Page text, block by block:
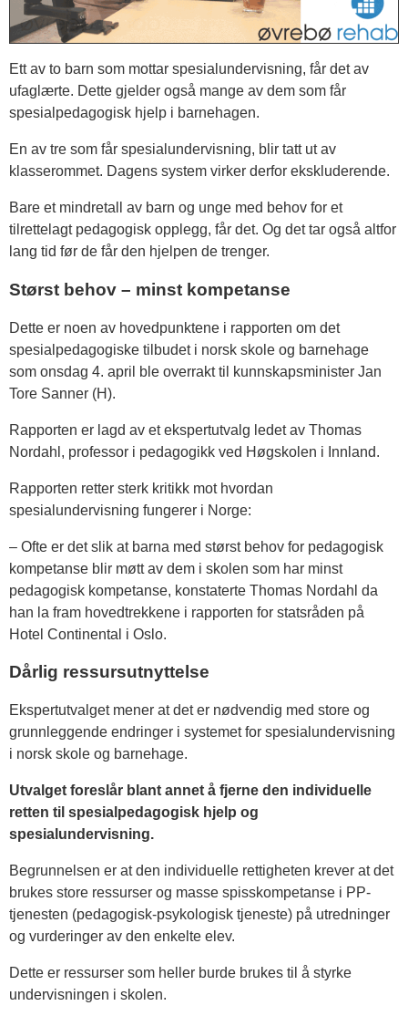
Ett av to barn som mottar spesialundervisning, får det av
ufaglærte. Dette gjelder også mange av dem som får
spesialpedagogisk hjelp i barnehagen.
En av tre som får spesialundervisning, blir tatt ut av
klasserommet. Dagens system virker derfor ekskluderende.
Bare et mindretall av barn og unge med behov for et
tilrettelagt pedagogisk opplegg, får det. Og det tar også altfor
lang tid før de får den hjelpen de trenger.
Størst behov – minst kompetanse
Dette er noen av hovedpunktene i rapporten om det
spesialpedagogiske tilbudet i norsk skole og barnehage
som onsdag 4. april ble overrakt til kunnskapsminister Jan
Tore Sanner (H).
Rapporten er lagd av et ekspertutvalg ledet av Thomas
Nordahl, professor i pedagogikk ved Høgskolen i Innland.
Rapporten retter sterk kritikk mot hvordan
spesialundervisning fungerer i Norge:
– Ofte er det slik at barna med størst behov for pedagogisk
kompetanse blir møtt av dem i skolen som har minst
pedagogisk kompetanse, konstaterte Thomas Nordahl da
han la fram hovedtrekkene i rapporten for statsråden på
Hotel Continental i Oslo.
Dårlig ressursutnyttelse
Ekspertutvalget mener at det er nødvendig med store og
grunnleggende endringer i systemet for spesialundervisning
i norsk skole og barnehage.
Utvalget foreslår blant annet å fjerne den individuelle
retten til spesialpedagogisk hjelp og
spesialundervisning.
Begrunnelsen er at den individuelle rettigheten krever at det
brukes store ressurser og masse spisskompetanse i PP-
tjenesten (pedagogisk-psykologisk tjeneste) på utredninger
og vurderinger av den enkelte elev.
Dette er ressurser som heller burde brukes til å styrke
undervisningen i skolen.